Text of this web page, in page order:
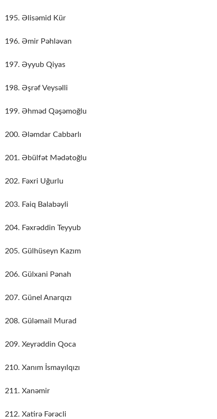
195. Əlisəmid Kür
196. Əmir Pəhləvan
197. Əyyub Qiyas
198. Əşrəf Veysəlli
199. Əhməd Qəşəmoğlu
200. Ələmdar Cabbarlı
201. Əbülfət Mədətoğlu
202. Fəxri Uğurlu
203. Faiq Balabəyli
204. Fəxrəddin Teyyub
205. Gülhüseyn Kazım
206. Gülxani Pənah
207. Günel Anarqızı
208. Güləmail Murad
209. Xeyrəddin Qoca
210. Xanım İsmayılqızı
211. Xanəmir
212. Xatirə Fərəcli